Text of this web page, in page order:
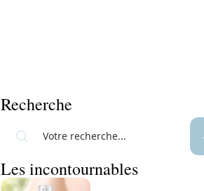
Recherche
Les incontournables